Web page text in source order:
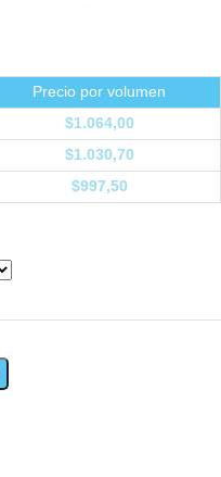
Precio por volumen
$1.064,00
$1.030,70
$997,50